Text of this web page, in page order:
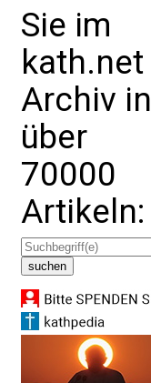
Sie im
kath.net
Archiv in
über
70000
Artikeln: